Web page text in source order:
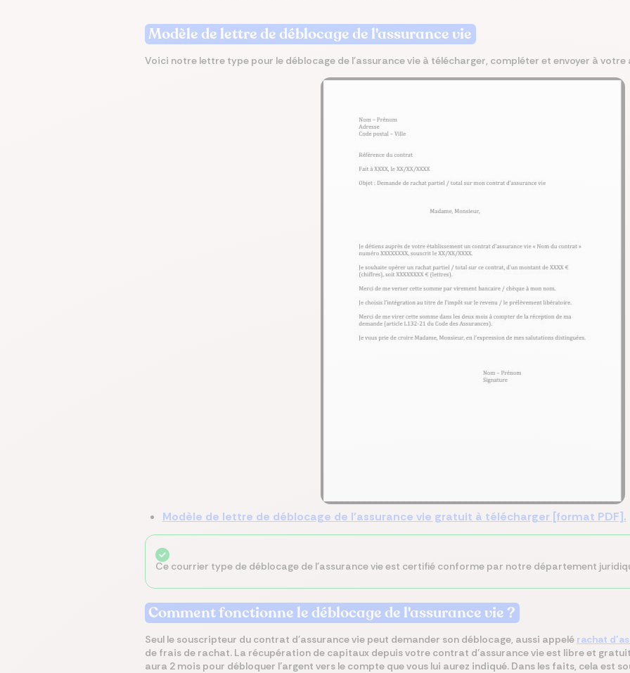
Économisez jusqu’à 250 €/mois
prêt
Trouvez le meilleur taux
immobilier pour votre projet
Économisez jusqu’à 456 €/an
sur votre assurance santé
Comparez les meilleures
même endroit
Trouvez la meilleure assurance
en quelques clics
Modèle de lettre de déblocage de l'assurance vie
Voici notre lettre type pour le déblocage de l'assurance vie à télécharger, compléter et envoyer à votre
Modèle de lettre de déblocage de l'assurance vie gratuit à télécharger [format PDF].
Ce courrier type de déblocage de l'assurance vie est certifié conforme par notre département
Comment fonctionne le déblocage de l'assurance vie ?
Seul le souscripteur du contrat d'assurance vie peut demander son déblocage, aussi appelé rachat
de frais de rachat. La récupération de capitaux depuis votre contrat d’assurance vie est libre et
aura 2 mois pour débloquer l’argent vers le compte que vous lui aurez indiqué. Dans les faits, cela est